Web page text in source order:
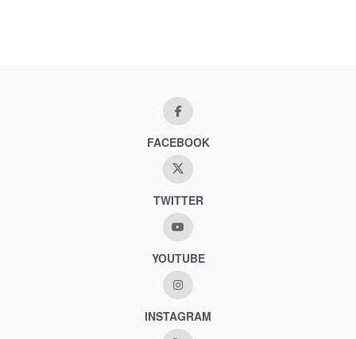
FACEBOOK
TWITTER
YOUTUBE
INSTAGRAM